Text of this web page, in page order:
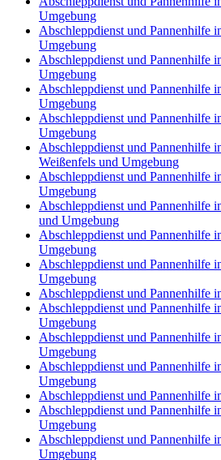
Umgebung
Abschleppdienst und Pannenhilfe
Umgebung
Abschleppdienst und Pannenhilfe
Umgebung
Abschleppdienst und Pannenhilfe
Umgebung
Abschleppdienst und Pannenhilfe
Umgebung
Abschleppdienst und Pannenhilfe
Weißenfels und Umgebung
Abschleppdienst und Pannenhilfe
Umgebung
Abschleppdienst und Pannenhilfe
und Umgebung
Abschleppdienst und Pannenhilfe
Umgebung
Abschleppdienst und Pannenhilfe
Umgebung
Abschleppdienst und Pannenhilfe
Abschleppdienst und Pannenhilfe
Umgebung
Abschleppdienst und Pannenhilfe
Umgebung
Abschleppdienst und Pannenhilfe
Umgebung
Abschleppdienst und Pannenhilfe
Abschleppdienst und Pannenhilfe
Umgebung
Abschleppdienst und Pannenhilfe
Umgebung